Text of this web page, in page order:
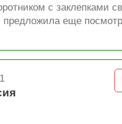
с заклепками
предложила еще